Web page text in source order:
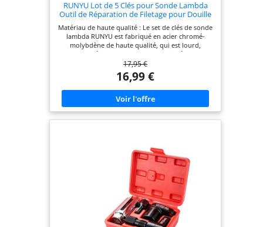
RUNYU Lot de 5 Clés pour Sonde Lambda
Outil de Réparation de Filetage pour Douille
Sonde Lambda pour Réparation de Voiture
Matériau de haute qualité : Le set de clés de sonde
lambda RUNYU est fabriqué en acier chromé-
molybdène de haute qualité, qui est lourd,
robuste et résistant aux chocs. Il est livré avec une
boîte de rangement solide qui facilite le transport
et le stockage Design pratique : les câbles pour la
sonde lambda peuvent être insérés par des fentes
spéciales sur le côté. Selon l'épaisseur du câble,
vous devez choisir l'outil approprié Spécifications
universelles : les ouvertures carrées de l'outil de
sonde lambda mesurent 1/2 (12,5 mm) ou 3/8 (10
parfaits pour le démontage et l'installation de la
sonde lambda dans les véhicules. Ils peuvent
également être utilisés pour réparer les trous de
bougies endommagés et pour nettoyer les anciens
filetages Universel : Le kit d'outils pour sonde
lambda en 5 pièces peut être utilisé sur la plupart
des véhicules modernes, est compatible avec la
plupart des constructeurs automobiles et convient
aussi bien aux ateliers qu'aux utilisateurs privés
17,95 €
16,99 €